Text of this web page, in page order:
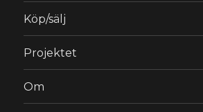
Köp/sälj
Projektet
Om